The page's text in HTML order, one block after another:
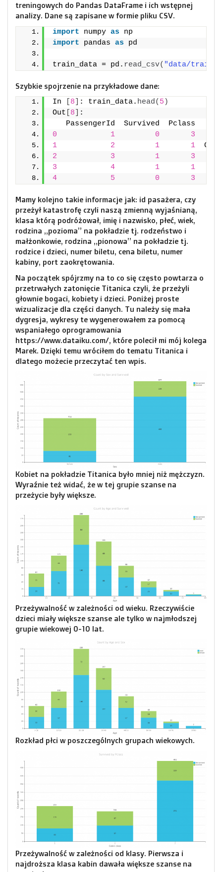
treningowych do Pandas DataFrame i ich wstępnej
analizy. Dane są zapisane w formie pliku CSV.
import numpy as np
import pandas as pd
train_data = pd. read_csv( "data/
Szybkie spojrzenie na przykładowe dane:
In 8 : train_data. head( 5 )
Out
8
:
PassengerId  Survived  Pclass
0
1 0 3
1
2 1 1
2
3 1 3
3
4 1 1
4
5 0 3
Mamy kolejno takie informacje jak: id pasażera, czy
przeżył katastrofę czyli naszą zmienną wyjaśnianą,
klasa którą podróżował, imię i nazwisko, płeć, wiek,
rodzina „pozioma” na pokładzie tj. rodzeństwo i
małżonkowie, rodzina „pionowa” na pokładzie tj.
rodzice i dzieci, numer biletu, cena biletu, numer
kabiny, port zaokrętowania.
Na początek spójrzmy na to co się często powtarza o
przetrwałych zatonięcie Titanica czyli, że przeżyli
głownie bogaci, kobiety i dzieci. Poniżej proste
wizualizacje dla części danych. Tu należy się mała
dygresja, wykresy te wygenerowałem za pomocą
wspaniałego oprogramowania
https://www.dataiku.com/, które polecił mi mój kolega
Marek. Dzięki temu wróciłem do tematu Titanica i
dlatego możecie przeczytać ten wpis.
Kobiet na pokładzie Titanica było mniej niż mężczyzn.
Wyraźnie też widać, że w tej grupie szanse na
przeżycie były większe.
Przeżywalność w zależności od wieku. Rzeczywiście
dzieci miały większe szanse ale tylko w najmłodszej
grupie wiekowej 0-10 lat.
Rozkład płci w poszczególnych grupach wiekowych.
Przeżywalność w zależności od klasy. Pierwsza i
najdroższa klasa kabin dawała większe szanse na